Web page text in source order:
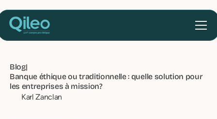
Blog|
Banque éthique ou traditionnelle : quelle solution pour
les entreprises à mission?
Karl Zanclan